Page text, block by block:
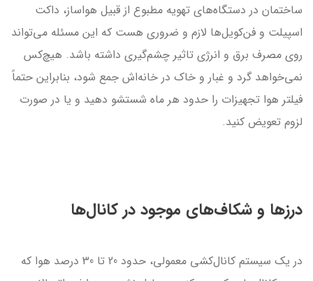
ساختمان در دستگاه‌های تهویه مطبوع از قبیل هواساز، داکت
اسپیلت و فن‌کویل‌ها لازم و ضروری هست که این مسئله می‌تواند
روی مصرف برق و انرژی تاثیر چشم‌گیری داشته باشد. هیچ‌کس
نمی‌خواهد گرد و غبار و خاک در خانه‌اش جمع شود، بنابراین حتماً
فیلتر هوا تجهیزات را حدود هر ماه شستشو دهید و یا در صورت
لزوم تعویض کنید.
درزها و شکاف‌های موجود در کانال‌ها
در یک سیستم کانال‌کشی معمولی، حدود 20 تا 30 درصد هوا که